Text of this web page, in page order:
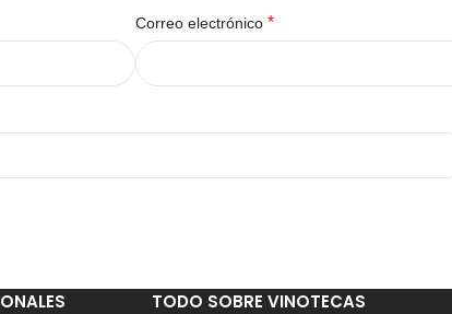
Correo electrónico *
TODO SOBRE VINOTECAS